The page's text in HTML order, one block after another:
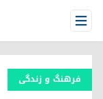
Open Menu
فرهنگ و زندگی